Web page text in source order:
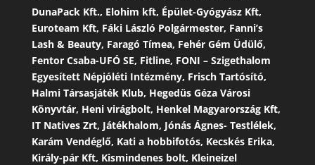
DunaPack Kft., Elohim kft, Épület-Gyógyász Kft,
Euroteam Kft, Fáki László Polgármester, Fanni’s
Lash & Beauty, Faragó Tímea, Fehér Gém Üdülő,
Fentor Csaba-UFÓ SE, Fitline, FONI – Szigethalom
Egyesített Népjóléti Intézmény, Frisch Tartósító,
Halmi Társasjáték Klub, Hegedüs Géza Városi
Könyvtár, Heni virágbolt, Henkel Magyarország Kft,
IT Natives Zrt, Játékhalom, Jónás Ágnes- Testlélek,
Karám Vendéglő, Kati a hobbifotós, Kecskés Erika,
Király-pár Kft, Kismindenes bolt, Kleineizel